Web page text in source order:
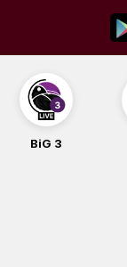
content
BiG 3